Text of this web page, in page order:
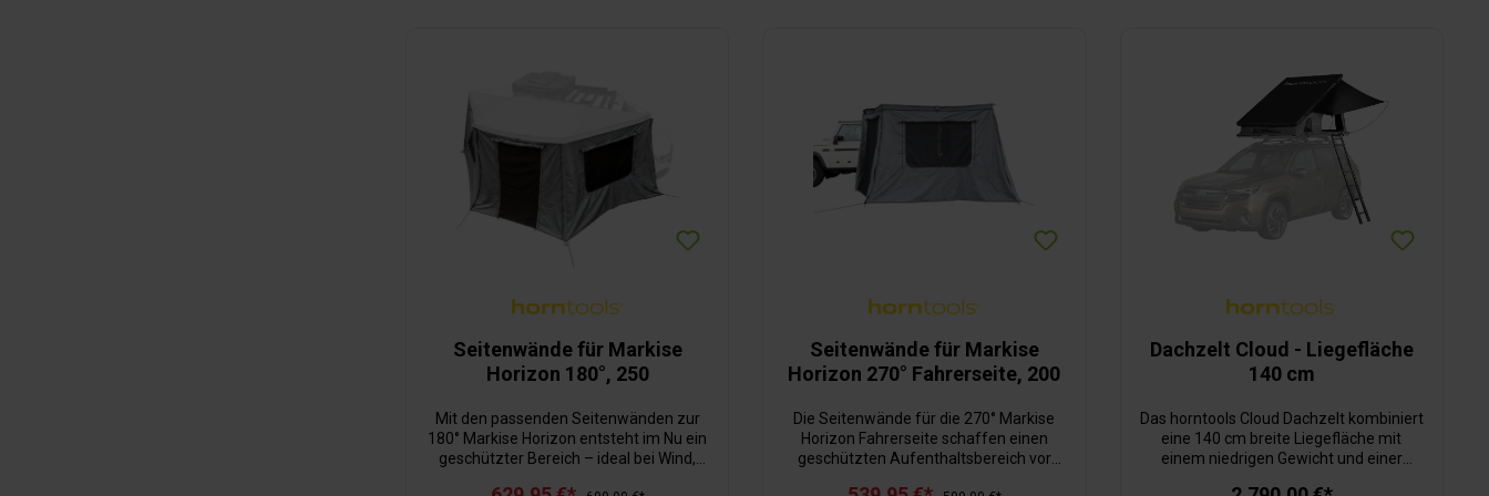
Seitenwände für Markise
Horizon 180°, 250
Mit den passenden Seitenwänden zur
180° Markise Horizon entsteht im Nu ein
geschützter Bereich – ideal bei Wind,
Seitenwände für Markise
Horizon 270° Fahrerseite, 200
Die Seitenwände für die 270° Markise
Horizon Fahrerseite schaffen einen
geschützten Aufenthaltsbereich vor
Dachzelt Cloud - Liegefläche
140 cm
Das horntools Cloud Dachzelt kombiniert
eine 140 cm breite Liegefläche mit
einem niedrigen Gewicht und einer